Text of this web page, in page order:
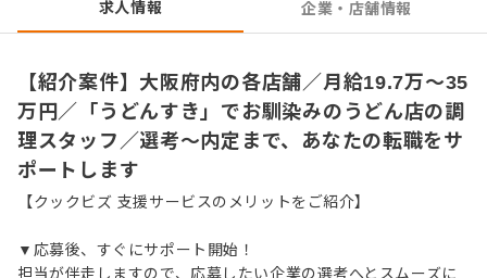
求人情報 企業・店舗情報
【紹介案件】大阪府内の各店舗／月給19.7万～35
万円／「うどんすき」でお馴染みのうどん店の調
理スタッフ／選考～内定まで、あなたの転職をサ
ポートします
【クックビズ 支援サービスのメリットをご紹介】
▼応募後、すぐにサポート開始！
担当が伴走しますので、応募したい企業の選考へとスムーズに